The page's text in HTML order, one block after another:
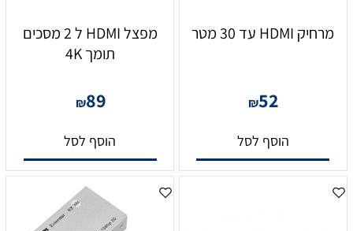
מרחיק HDMI עד 30 מטר
₪52
הוסף לסל
מפצל HDMI ל 2 מסכים
תומך 4K
₪89
הוסף לסל